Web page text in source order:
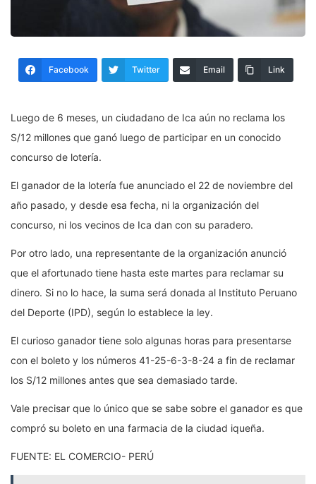
Facebook Twitter Email Link
Luego de 6 meses, un ciudadano de Ica aún no reclama los
S/12 millones que ganó luego de participar en un conocido
concurso de lotería.
El ganador de la lotería fue anunciado el 22 de noviembre del
año pasado, y desde esa fecha, ni la organización del
concurso, ni los vecinos de Ica dan con su paradero.
Por otro lado, una representante de la organización anunció
que el afortunado tiene hasta este martes para reclamar su
dinero. Si no lo hace, la suma será donada al Instituto Peruano
del Deporte (IPD), según lo establece la ley.
El curioso ganador tiene solo algunas horas para presentarse
con el boleto y los números 41-25-6-3-8-24 a fin de reclamar
los S/12 millones antes que sea demasiado tarde.
Vale precisar que lo único que se sabe sobre el ganador es que
compró su boleto en una farmacia de la ciudad iqueña.
FUENTE: EL COMERCIO- PERÚ